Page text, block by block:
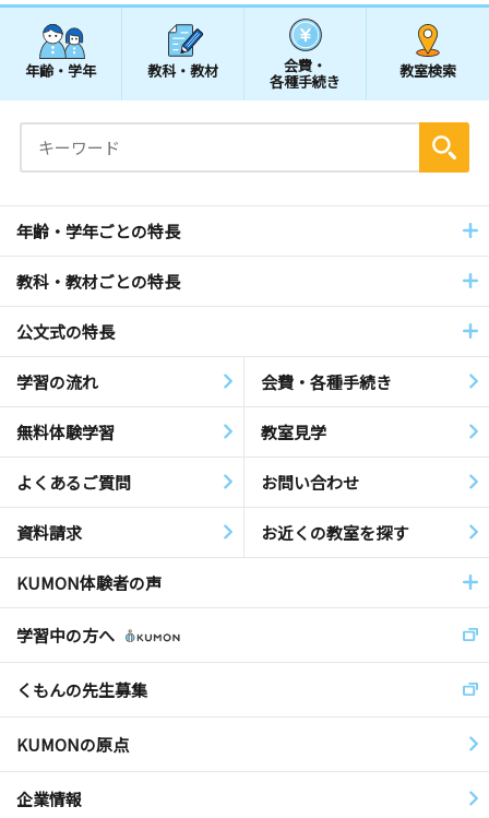
年齢・学年 教科・教材 会費・
各種手続き
教室検索
年齢・学年ごとの特長
教科・教材ごとの特長
公文式の特長
学習の流れ 会費・各種手続き
無料体験学習 教室見学
よくあるご質問 お問い合わせ
資料請求 お近くの教室を探す
KUMON体験者の声
学習中の方へ
くもんの先生募集
KUMONの原点
企業情報